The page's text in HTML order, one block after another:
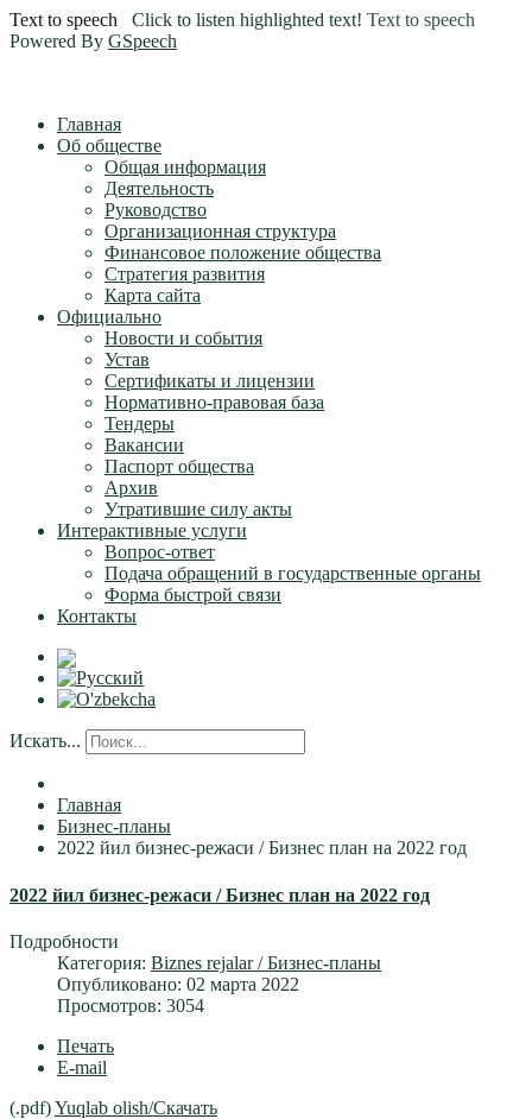
Text to speech Click to listen highlighted text! Text to speech
Powered By GSpeech
Главная
Об обществе
Общая информация
Деятельность
Руководство
Организационная структура
Финансовое положение общества
Стратегия развития
Карта сайта
Официально
Новости и события
Устав
Сертификаты и лицензии
Нормативно-правовая база
Тендеры
Вакансии
Паспорт общества
Архив
Утратившие силу акты
Интерактивные услуги
Вопрос-ответ
Подача обращений в государственные органы
Форма быстрой связи
Контакты
Искать...
Главная
Бизнес-планы
2022 йил бизнес-режаси / Бизнес план на 2022 год
2022 йил бизнес-режаси / Бизнес план на 2022 год
Подробности
Категория: Biznes rejalar / Бизнес-планы
Опубликовано: 02 марта 2022
Просмотров: 3054
Печать
E-mail
(.pdf)Yuqlab olish/Скачать